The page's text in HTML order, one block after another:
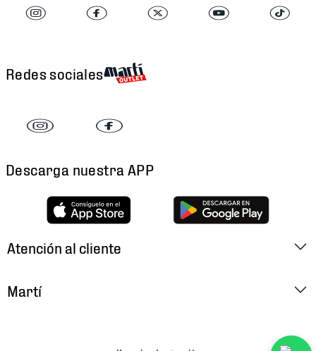
Redes sociales
Descarga nuestra APP
Atención al cliente
Martí